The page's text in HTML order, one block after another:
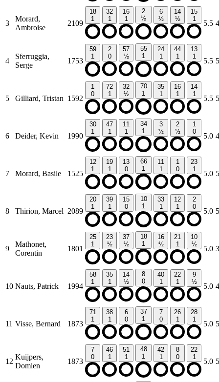
3
Morard,
Ambroise
2109
18
1
32
1
16
1
2
½
6
½
14
½
15
1
5.5 4
4
Sferruggia,
Serge
1753
59
1
2
0
57
½
55
1
24
1
44
1
13
1
5.5 5
5 Gilliard, Tristan 1592
1
0
72
1
32
½
70
1
35
1
16
1
14
1
5.5 5
6 Deider, Kevin 1990
30
1
47
1
11
1
34
1
3
½
2
½
1
0
5.0 4
7 Morard, Basile 1525
12
1
19
1
13
0
66
1
11
1
1
0
23
1
5.0 5
8 Thirion, Marcel 2089
20
1
39
1
15
0
10
1
33
1
12
1
2
0
5.0 5
9
Mathonet,
Corentin
1801
25
1
23
½
37
½
18
1
16
½
21
1
10
½
5.0 3
10 Nauts, Patrick 1994
58
1
35
1
14
½
8
0
40
1
22
1
9
½
5.0 4
11 Visse, Bernard 1873
71
1
38
1
6
0
37
1
7
0
26
1
28
1
5.0 5
12
Kuijpers,
Domien
1873
7
0
46
1
51
1
48
1
42
1
8
0
22
1
5.0 5